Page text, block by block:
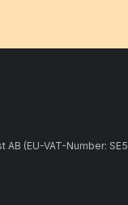
AB (EU-VAT-Number: